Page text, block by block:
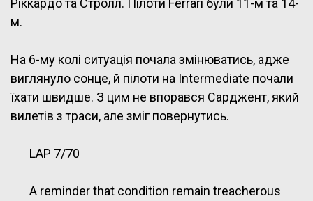
м.
На 6-му колі ситуація почала змінюватись, адже
виглянуло сонце, й пілоти на Intermediate почали
їхати швидше. З цим не впорався Сарджент, який
вилетів з траси, але зміг повернутись.
LAP 7/70
A reminder that condition remain treacherous